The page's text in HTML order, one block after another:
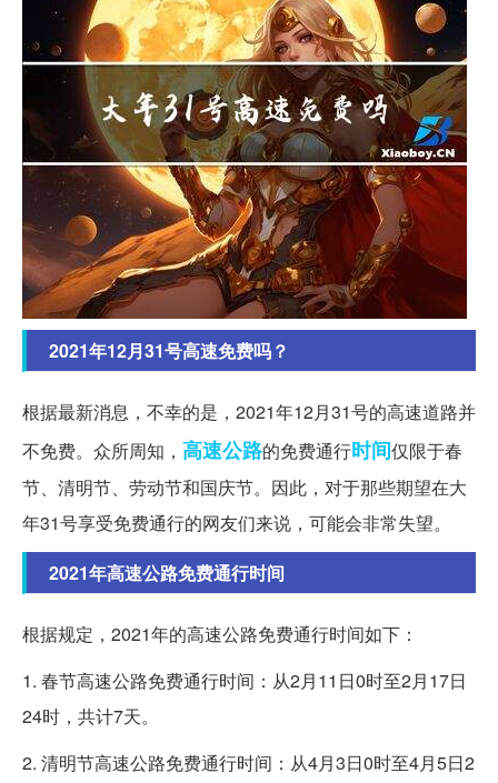
2021年12月31号高速免费吗？
根据最新消息，不幸的是，2021年12月31号的高速道路并
不免费。众所周知， 高速公路的免费通行时间仅限于春
节、清明节、劳动节和国庆节。因此，对于那些期望在大
年31号享受免费通行的网友们来说，可能会非常失望。
2021年高速公路免费通行时间
根据规定，2021年的高速公路免费通行时间如下：
1. 春节高速公路免费通行时间：从2月11日0时至2月17日
24时，共计7天。
2. 清明节高速公路免费通行时间：从4月3日0时至4月5日2